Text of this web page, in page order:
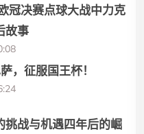
冠决赛点球大战中力克
故事
，征服国王杯！
挑战与机遇四年后的崛